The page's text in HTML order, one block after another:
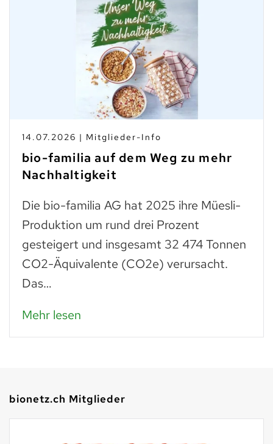
| Mitglieder-Info
familia auf dem Weg zu mehr
bio-familia AG hat 2025 ihre Müesli-
um rund drei Prozent
und insgesamt 32 474 Tonnen
Äquivalente (CO2e) verursacht.
lesen
bionetz.ch Mitglieder